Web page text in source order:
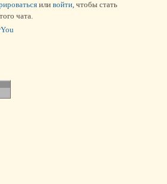
или войти, чтобы стать
чата.